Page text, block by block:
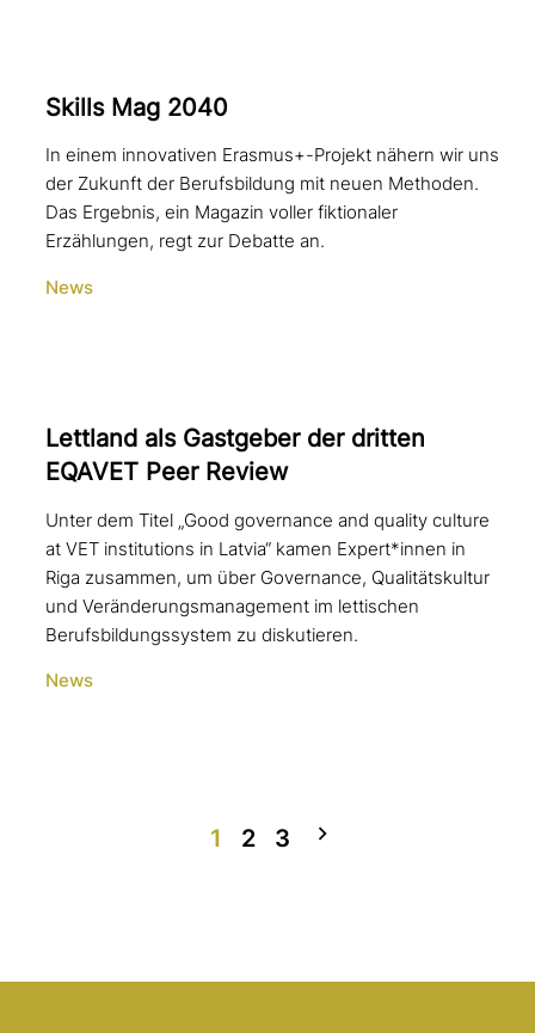
Skills Mag 2040
In einem innovativen Erasmus+-Projekt nähern wir uns
der Zukunft der Berufsbildung mit neuen Methoden.
Das Ergebnis, ein Magazin voller fiktionaler
Erzählungen, regt zur Debatte an.
News
Lettland als Gastgeber der dritten
EQAVET Peer Review
Unter dem Titel „Good governance and quality culture
at VET institutions in Latvia“ kamen Expert*innen in
Riga zusammen, um über Governance, Qualitätskultur
und Veränderungsmanagement im lettischen
Berufsbildungssystem zu diskutieren.
News
1 2 3